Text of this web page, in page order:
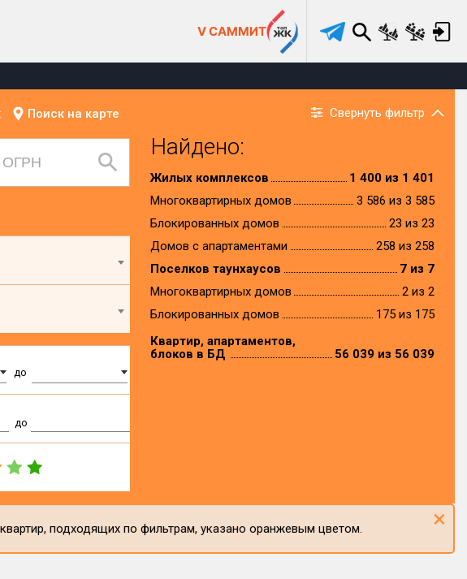
V САММИТ
Поиск на карте Свернуть фильтр
до
до
Найдено:
Жилых комплексов
1 400 из 1 401
Многоквартирных домов
3 586 из 3 585
Блокированных домов
23 из 23
Домов с апартаментами
258 из 258
Поселков таунхаусов
7 из 7
Многоквартирных домов
2 из 2
Блокированных домов
175 из 175
Квартир, апартаментов,
блоков в БД
56 039 из 56 039
подходящих по фильтрам, указано оранжевым цветом. ×